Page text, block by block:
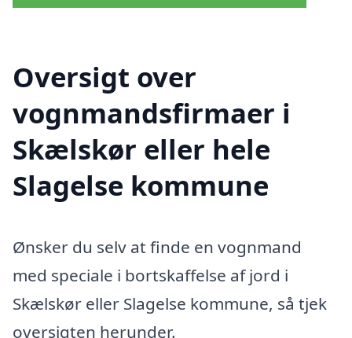
Oversigt over
vognmandsfirmaer i
Skælskør eller hele
Slagelse kommune
Ønsker du selv at finde en vognmand
med speciale i bortskaffelse af jord i
Skælskør eller Slagelse kommune, så tjek
oversigten herunder.